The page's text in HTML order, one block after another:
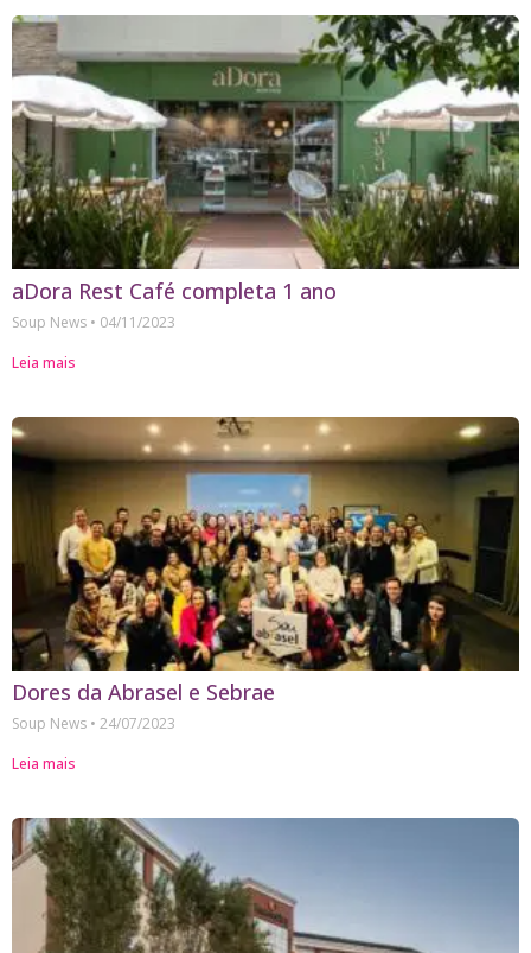
aDora Rest Café completa 1 ano
Soup News
04/11/2023
Leia mais
Dores da Abrasel e Sebrae
Soup News
24/07/2023
Leia mais